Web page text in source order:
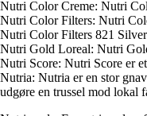
Nutri Color Creme: Nutri
Nutri Color Filters: Nutri
Nutri Color Filters 821
Nutri Gold Loreal: Nutri
Nutri Score: Nutri Score er
Nutria: Nutria er en stor
udgøre en trussel mod lokal